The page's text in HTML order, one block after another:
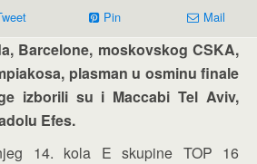
Pin Mail
Barcelone, moskovskog CSKA,
plasman u osminu finale
izborili su i Maccabi Tel Aviv,
Efes.
14. kola E skupine TOP 16